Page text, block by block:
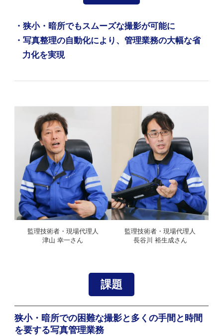
・狭小・暗所でもスムーズな撮影が可能に
・写真整理の自動化により、管理業務の大幅な省
力化を実現
監理技術者・現場代理人
津山 幸一さん
監理技術者・現場代理人
長谷川 裕生成さん
課題
狭小・暗所での困難な撮影と 多くの手間と時間
を要する写真管理業務